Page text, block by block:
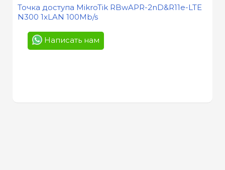
Точка доступа MikroTik RBwAPR-2nD&R11e-LTE
N300 1xLAN 100Mb/s
Написать нам